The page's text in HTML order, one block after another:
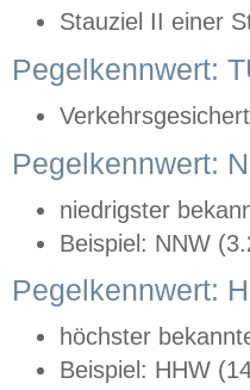
Stauziel II einer
Pegelkennwert:
Pegelkennwert:
niedrigster
Beispiel: NNW
Pegelkennwert:
höchster
Beispiel: HHW